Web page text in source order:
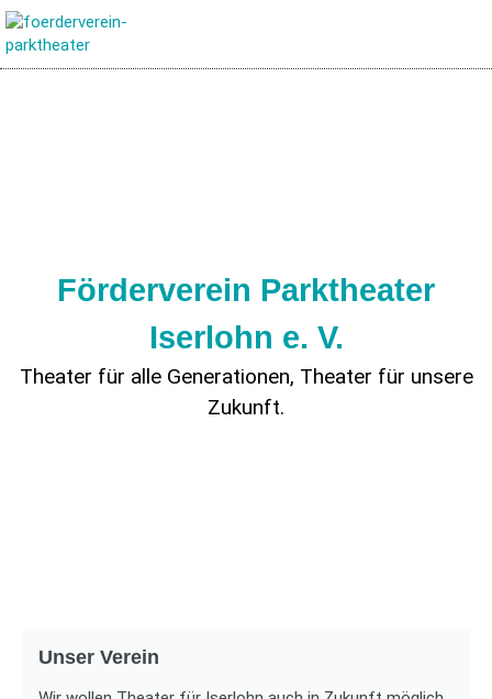
Förderverein Parktheater
Iserlohn e. V.
Theater für alle Generationen, Theater für unsere
Zukunft.
Unser Verein